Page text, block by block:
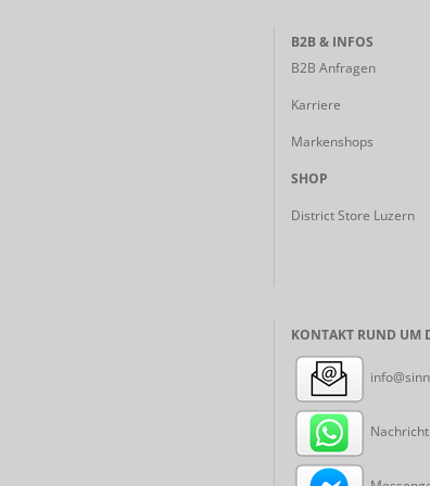
B2B & INFOS
B2B Anfragen
Karriere
Markenshops
SHOP
District Store Luzern
KONTAKT RUND UM